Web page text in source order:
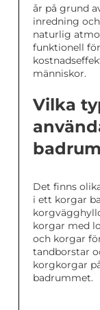
år på grund
inredning
naturlig
funktionell
människor.
Vilka
Det finns
i ett korgar
korgar med
och korgar
tandborstar
korgkorgar
badrummet.